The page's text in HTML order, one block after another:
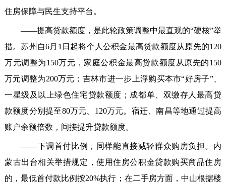
住房保障与民生支持平台。
——提高贷款额度，是此轮政策调整中最直观的“硬核”举
措。苏州自6月1日起将个人公积金最高贷款额度从原先的120
万元调整为150万元，家庭公积金最高贷款额度从原先的150
万元调整为200万元；吉林市进一步上浮购买本市“好房子”、
一星级及以上绿色住宅贷款额度；成都单、双缴存人最高贷
款额度分别提至80万元、120万元。宿迁、南昌等地通过提高
账户余额倍数，间接提升贷款额度。
——下调首付比例，同样能直接减轻群众购房负担。内
蒙古出台相关举措规定，使用住房公积金贷款购买商品住房
的，最低首付款比例按20%执行；在二手房方面，中山根据楼